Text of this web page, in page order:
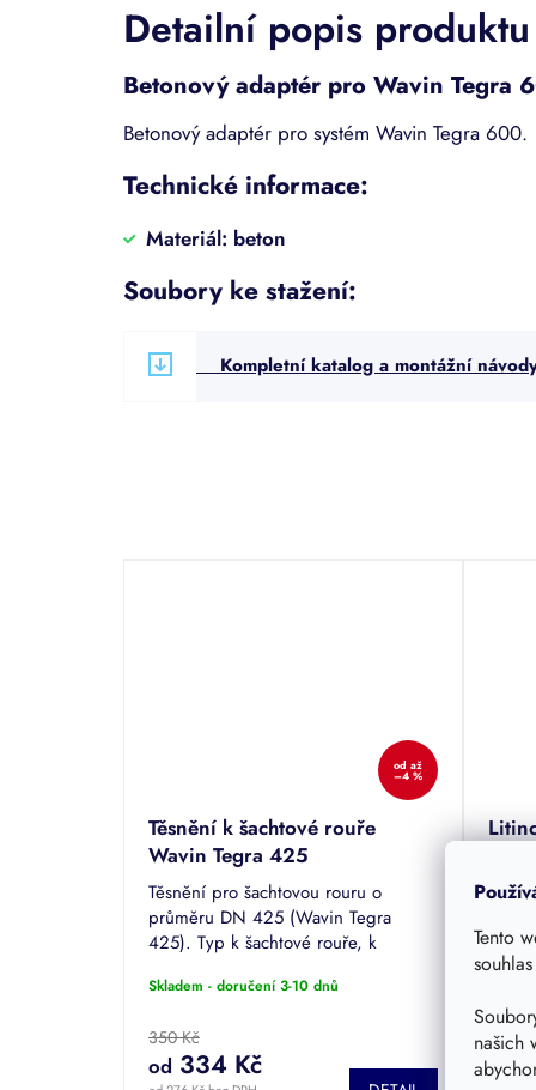
Tento
našich
odaž
–4 %
Těsnění k šachtové rouře
Wavin Tegra 425
Těsnění pro šachtovou rouru o
průměru DN 425 (Wavin Tegra
425). Typ k šachtové rouře, k
a typ k šachtové rouře s odolností
Skladem - doručení 3-10 dnů
350 Kč
od 334 Kč
10
10
Detailní popis produktu
Betonový adaptér pro Wavin Tegra
Betonový adaptér pro systém Wavin Tegra 600.
Technické informace:
Materiál: beton
Soubory ke stažení:
Kompletní katalog a montážní